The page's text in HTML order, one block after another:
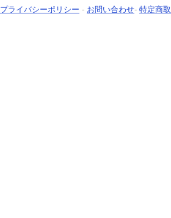
プライバシーポリシー - お問い合わせ- 特定商